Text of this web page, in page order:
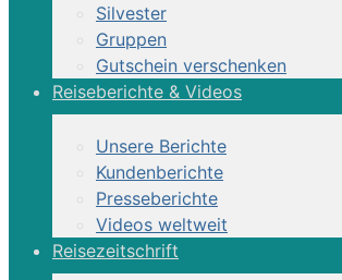
Silvester
Gruppen
Gutschein verschenken
Reiseberichte & Videos
Unsere Berichte
Kundenberichte
Presseberichte
Videos weltweit
Reisezeitschrift